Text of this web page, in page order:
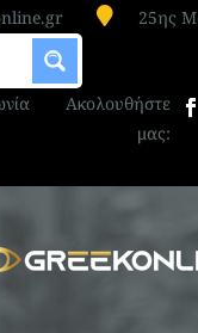
 25ης
Ακολουθήστε
μας: